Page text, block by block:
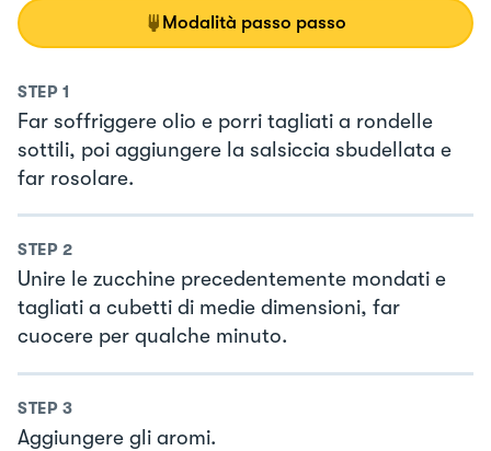
Modalità passo passo
STEP 1
Far soffriggere olio e porri tagliati a rondelle
sottili, poi aggiungere la salsiccia sbudellata e
far rosolare.
STEP 2
Unire le zucchine precedentemente mondati e
tagliati a cubetti di medie dimensioni, far
cuocere per qualche minuto.
STEP 3
Aggiungere gli aromi.